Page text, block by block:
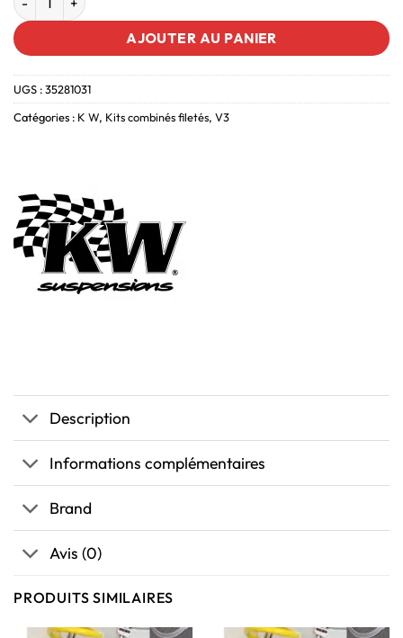
AJOUTER AU PANIER
UGS :35281031
Catégories : K W, Kits combinés filetés, V3
Description
Informations complémentaires
Brand
Avis (0)
PRODUITS SIMILAIRES